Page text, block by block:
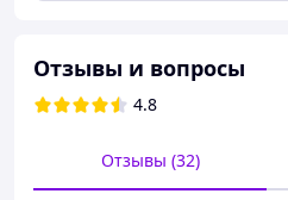
Отзывы и вопросы
4.8
Отзывы (32)